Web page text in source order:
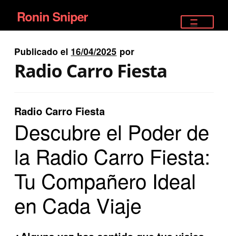
Ir
a
la
navegación
Ir
al
contenido
Ronin Sniper
EQUIPAMIENTO ÉLITE
RIFLES DEPORTIVOS
SATELITALES
Publicado el 16/04/2025 por
Radio Carro Fiesta
Radio Carro Fiesta
Descubre el Poder de
la Radio Carro Fiesta:
Tu Compañero Ideal
en Cada Viaje